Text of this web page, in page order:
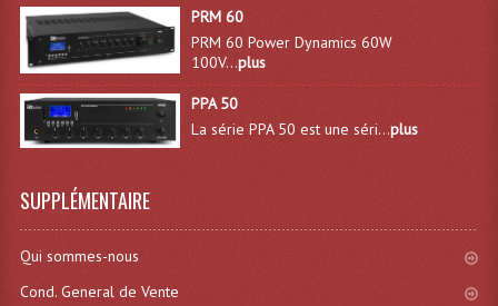
PRM 60
PRM 60 Power Dynamics 60W
100V...plus
PPA 50
La série PPA 50 est une séri...plus
SUPPLÉMENTAIRE
Qui sommes-nous
Cond. General de Vente